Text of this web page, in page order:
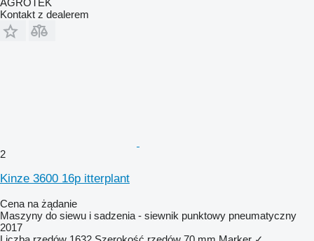
Kontakt z dealerem
2
Kinze 3600 16p itterplant
Cena na żądanie
Maszyny do siewu i sadzenia - siewnik punktowy pneumatyczny
2017